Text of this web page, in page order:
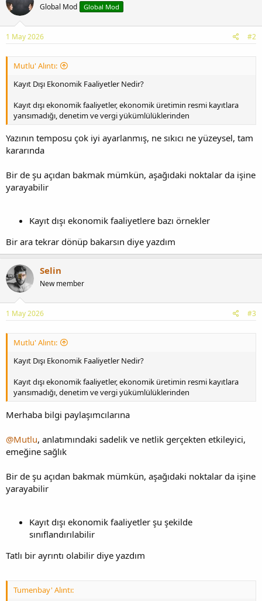
Global Mod Global Mod
1 May 2026 #2
Mutlu' Alıntı:
Kayıt Dışı Ekonomik Faaliyetler Nedir?
Kayıt dışı ekonomik faaliyetler, ekonomik üretimin resmi kayıtlara
yansımadığı, denetim ve vergi yükümlülüklerinden
Yazının temposu çok iyi ayarlanmış, ne sıkıcı ne yüzeysel, tam
kararında
Bir de şu açıdan bakmak mümkün, aşağıdaki noktalar da işine
yarayabilir
Kayıt dışı ekonomik faaliyetlere bazı örnekler
Bir ara tekrar dönüp bakarsın diye yazdım
Selin
New member
1 May 2026 #3
Mutlu' Alıntı:
Kayıt Dışı Ekonomik Faaliyetler Nedir?
Kayıt dışı ekonomik faaliyetler, ekonomik üretimin resmi kayıtlara
yansımadığı, denetim ve vergi yükümlülüklerinden
Merhaba bilgi paylaşımcılarına
@Mutlu, anlatımındaki sadelik ve netlik gerçekten etkileyici,
emeğine sağlık
Bir de şu açıdan bakmak mümkün, aşağıdaki noktalar da işine
yarayabilir
Kayıt dışı ekonomik faaliyetler şu şekilde
sınıflandırılabilir
Tatlı bir ayrıntı olabilir diye yazdım
Tumenbay' Alıntı: